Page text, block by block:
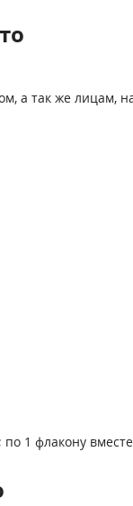
а так же лицам,
1 флакону